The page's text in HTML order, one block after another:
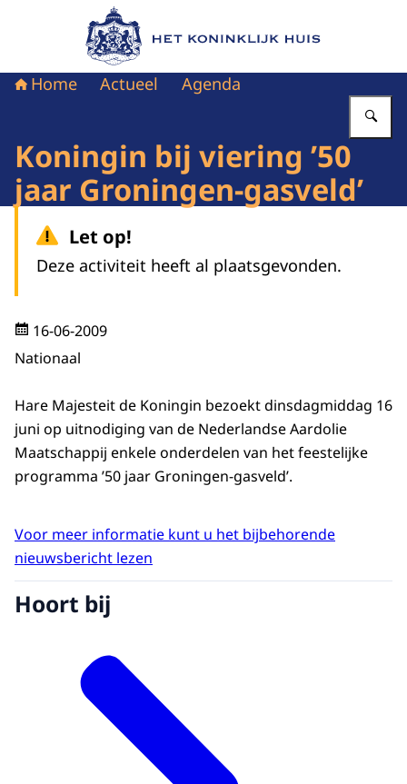
Naar de homepage van Het Koninklijk Huis
Home Actueel Agenda
Koningin bij viering ’50
jaar Groningen-gasveld’
Let op!
Deze activiteit heeft al plaatsgevonden.
16-06-2009
Nationaal
Hare Majesteit de Koningin bezoekt dinsdagmiddag 16
juni op uitnodiging van de Nederlandse Aardolie
Maatschappij enkele onderdelen van het feestelijke
programma ’50 jaar Groningen-gasveld’.
Voor meer informatie kunt u het bijbehorende
nieuwsbericht lezen
Hoort bij